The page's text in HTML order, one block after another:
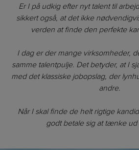
Er I på udkig efter nyt talent til
sikkert også, at det ikke
verden at finde den perfekte
I dag er der mange virksomheder,
samme talentpulje. Det betyder, at I
med det klassiske jobopslag, der
andre.
Når I skal finde de helt rigtige
godt betale sig at tænke ud